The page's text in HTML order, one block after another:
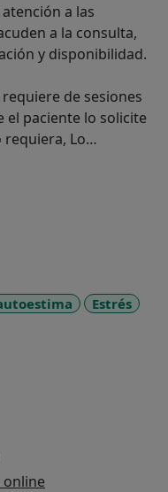
a las
a la consulta,
y disponibilidad.
de sesiones
el paciente lo solicite
requiera, Lo
que se realiza en
en la actividad
el trabajo. Sino, es
diez sesiones
mejora. En caso
muy céntrica de
Estrés
online